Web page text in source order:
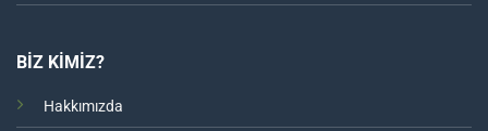
BİZ KİMİZ?
Hakkımızda